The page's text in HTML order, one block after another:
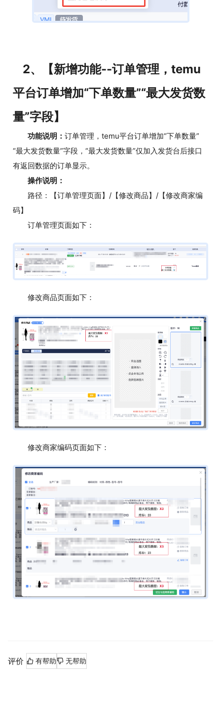
2、【新增功能--订单管理，temu
平台订单增加“下单数量”“最大发货数
量”字段】
功能说明： 订单管理，temu平台订单增加“下单数量”
“最大发货数量”字段，“最大发货数量”仅加入发货台后接口
有返回数据的订单显示。
操作说明：
路径：【订单管理页面】/【修改商品】/【修改商家编
码】
订单管理页面如下：
修改商品页面如下：
修改商家编码页面如下：
评价 有帮助 无帮助